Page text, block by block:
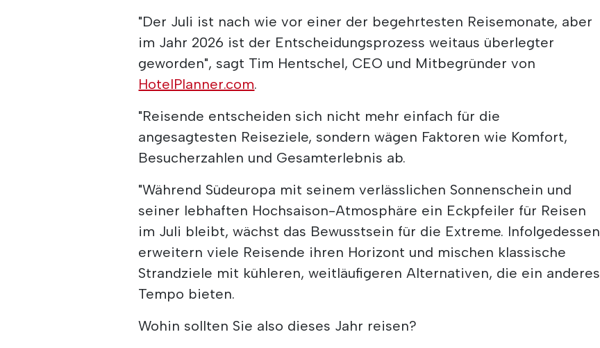
"Der Juli ist nach wie vor einer der begehrtesten Reisemonate, aber
im Jahr 2026 ist der Entscheidungsprozess weitaus überlegter
geworden", sagt Tim Hentschel, CEO und Mitbegründer von
HotelPlanner.com.
"Reisende entscheiden sich nicht mehr einfach für die
angesagtesten Reiseziele, sondern wägen Faktoren wie Komfort,
Besucherzahlen und Gesamterlebnis ab.
"Während Südeuropa mit seinem verlässlichen Sonnenschein und
seiner lebhaften Hochsaison-Atmosphäre ein Eckpfeiler für Reisen
im Juli bleibt, wächst das Bewusstsein für die Extreme. Infolgedessen
erweitern viele Reisende ihren Horizont und mischen klassische
Strandziele mit kühleren, weitläufigeren Alternativen, die ein anderes
Tempo bieten.
Wohin sollten Sie also dieses Jahr reisen?